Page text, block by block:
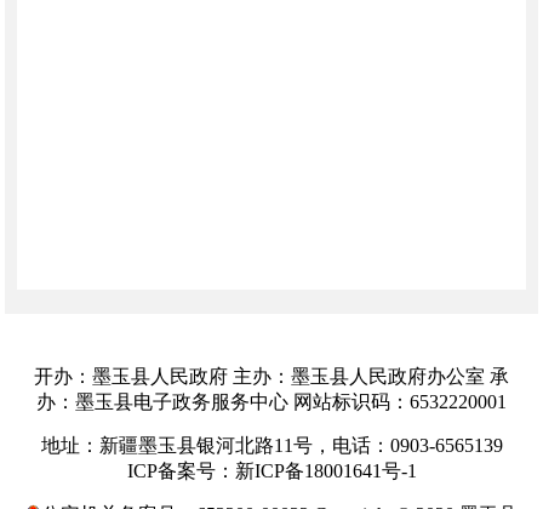
开办：墨玉县人民政府 主办：墨玉县人民政府办公室 承
办：墨玉县电子政务服务中心 网站标识码：6532220001
地址：新疆墨玉县银河北路11号，电话：0903-6565139
ICP备案号：新ICP备18001641号-1